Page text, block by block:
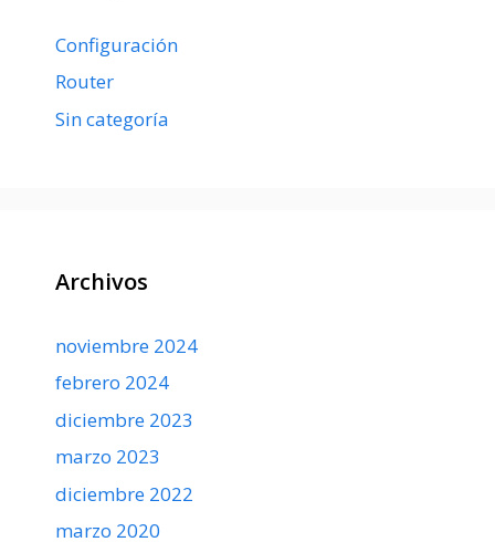
Configuración
Router
Sin categoría
Archivos
noviembre 2024
febrero 2024
diciembre 2023
marzo 2023
diciembre 2022
marzo 2020